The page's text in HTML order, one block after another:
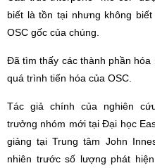
biết là tồn tại nhưng không
OSC gốc của chúng.
Đã tìm thấy các thành phần hóa
quá trình tiến hóa của OSC.
Tác giả chính của nghiên
trưởng nhóm mới tại Đại học
giảng tại Trung tâm John
nhiên trước số lượng phát